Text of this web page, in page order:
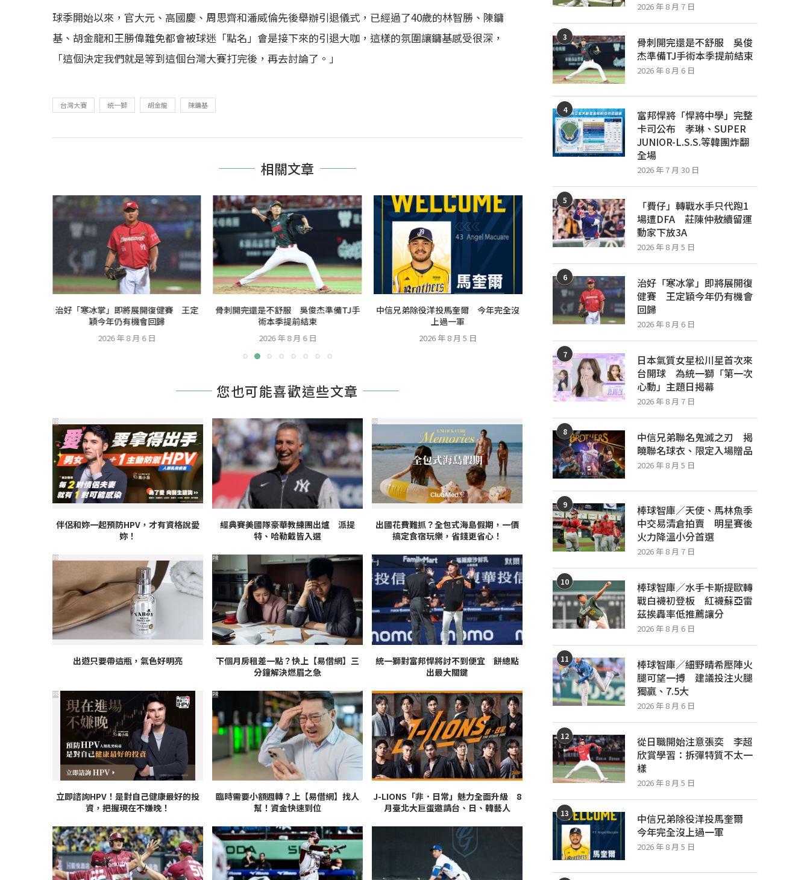
球季開始以來，官大元、高國慶、周思齊和潘威倫先後舉辦引退儀式，已經過了40歲的林智勝、陳鏞
基、胡金龍和王勝偉難免都會被球迷「點名」會是接下來的引退大咖，這樣的氛圍讓鏞基感受很深，
「這個決定我們就是等到這個台灣大賽打完後，再去討論了。」
台灣大賽 統一獅 胡金龍 陳鏞基
相關文章
治好「寒冰掌」即將展開復健賽 王定
穎今年仍有機會回歸
2026 年 8 月 6 日
骨刺開完還是不舒服 吳俊杰準備TJ手
術本季提前結束
2026 年 8 月 6 日
中信兄弟除役洋投馬奎爾 今年完全沒
上過一軍
2026 年 8 月 5 日
從日職開始注意張奕 李超欣賞學習：
拆彈特質不太一樣
2026 年 8 月 5 日 2026 年 8 月 5 日
您也可能喜歡這些文章
伴侶和妳一起預防HPV，才有資格說愛
妳！
PR
經典賽美國隊豪華教練團出爐 派提
特、哈勒戴皆入選
出國花費難抓？全包式海島假期，一價
搞定食宿玩樂，省錢更省心！
PR
出遊只要帶這瓶，氣色好明亮
PR
下個月房租差一點？快上【易借網】三
分鐘解決燃眉之急
PR
統一獅對富邦悍將討不到便宜 餅總點
出最大關鍵
立即諮詢HPV！是對自己健康最好的投
資，把握現在不嫌晚！
PR
臨時需要小額週轉？上【易借網】找人
幫！資金快速到位
PR
J-LIONS「非．日常」魅力全面升級 8
月臺北大巨蛋邀請台、日、韓藝人
2026 年 8 月 7 日
3
骨刺開完還是不舒服 吳俊
杰準備TJ手術本季提前結束
2026 年 8 月 6 日
4
富邦悍將「悍將中學」完整
卡司公布 孝琳、SUPER
JUNIOR-L.S.S.等韓團炸翻
全場
2026 年 7 月 30 日
5
「費仔」轉戰水手只代跑1
場遭DFA 莊陳仲敖續留運
動家下放3A
2026 年 8 月 5 日
6
治好「寒冰掌」即將展開復
健賽 王定穎今年仍有機會
回歸
2026 年 8 月 6 日
7
日本氣質女星松川星首次來
台開球 為統一獅「第一次
心動」主題日揭幕
2026 年 8 月 7 日
8
中信兄弟聯名鬼滅之刃 揭
曉聯名球衣、限定入場贈品
2026 年 8 月 5 日
9
棒球智庫／天使、馬林魚季
中交易清倉拍賣 明星賽後
火力降溫小分首選
2026 年 8 月 7 日
10
棒球智庫／水手卡斯提歐轉
戰白襪初登板 紅襪蘇亞雷
茲挨轟率低推薦讓分
2026 年 8 月 6 日
11
棒球智庫／細野晴希壓陣火
腿可望一搏 建議投注火腿
獨贏、7.5大
2026 年 8 月 6 日
12
從日職開始注意張奕 李超
欣賞學習：拆彈特質不太一
樣
2026 年 8 月 5 日
13
中信兄弟除役洋投馬奎爾
今年完全沒上過一軍
2026 年 8 月 5 日